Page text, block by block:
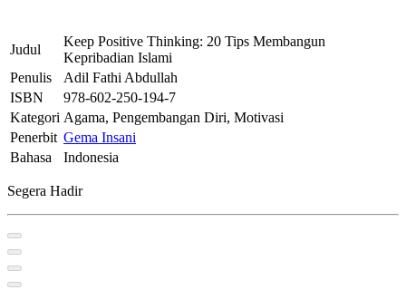
Judul
Keep Positive Thinking: 20 Tips Membangun
Kepribadian Islami
Penulis
Adil Fathi Abdullah
ISBN
978-602-250-194-7
Kategori Agama, Pengembangan Diri, Motivasi
Penerbit Gema Insani
Bahasa
Indonesia
Segera Hadir